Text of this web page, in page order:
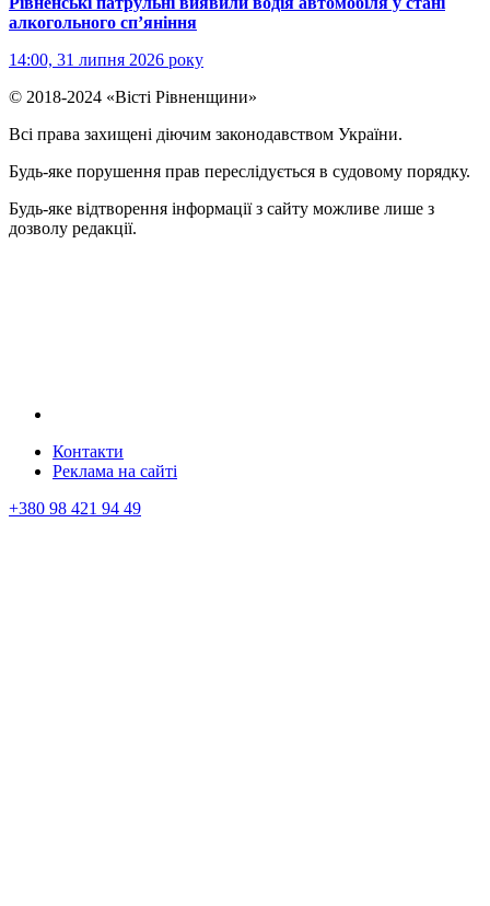
алкогольного сп’яніння
14:00, 31 липня 2026 року
© 2018-2024 «Вісті Рівненщини»
Всі права захищені діючим законодавством України.
Будь-яке порушення прав переслідується в судовому порядку.
Будь-яке відтворення інформації з сайту можливе лише з
дозволу редакції.
Контакти
Реклама на сайтi
+380 98 421 94 49